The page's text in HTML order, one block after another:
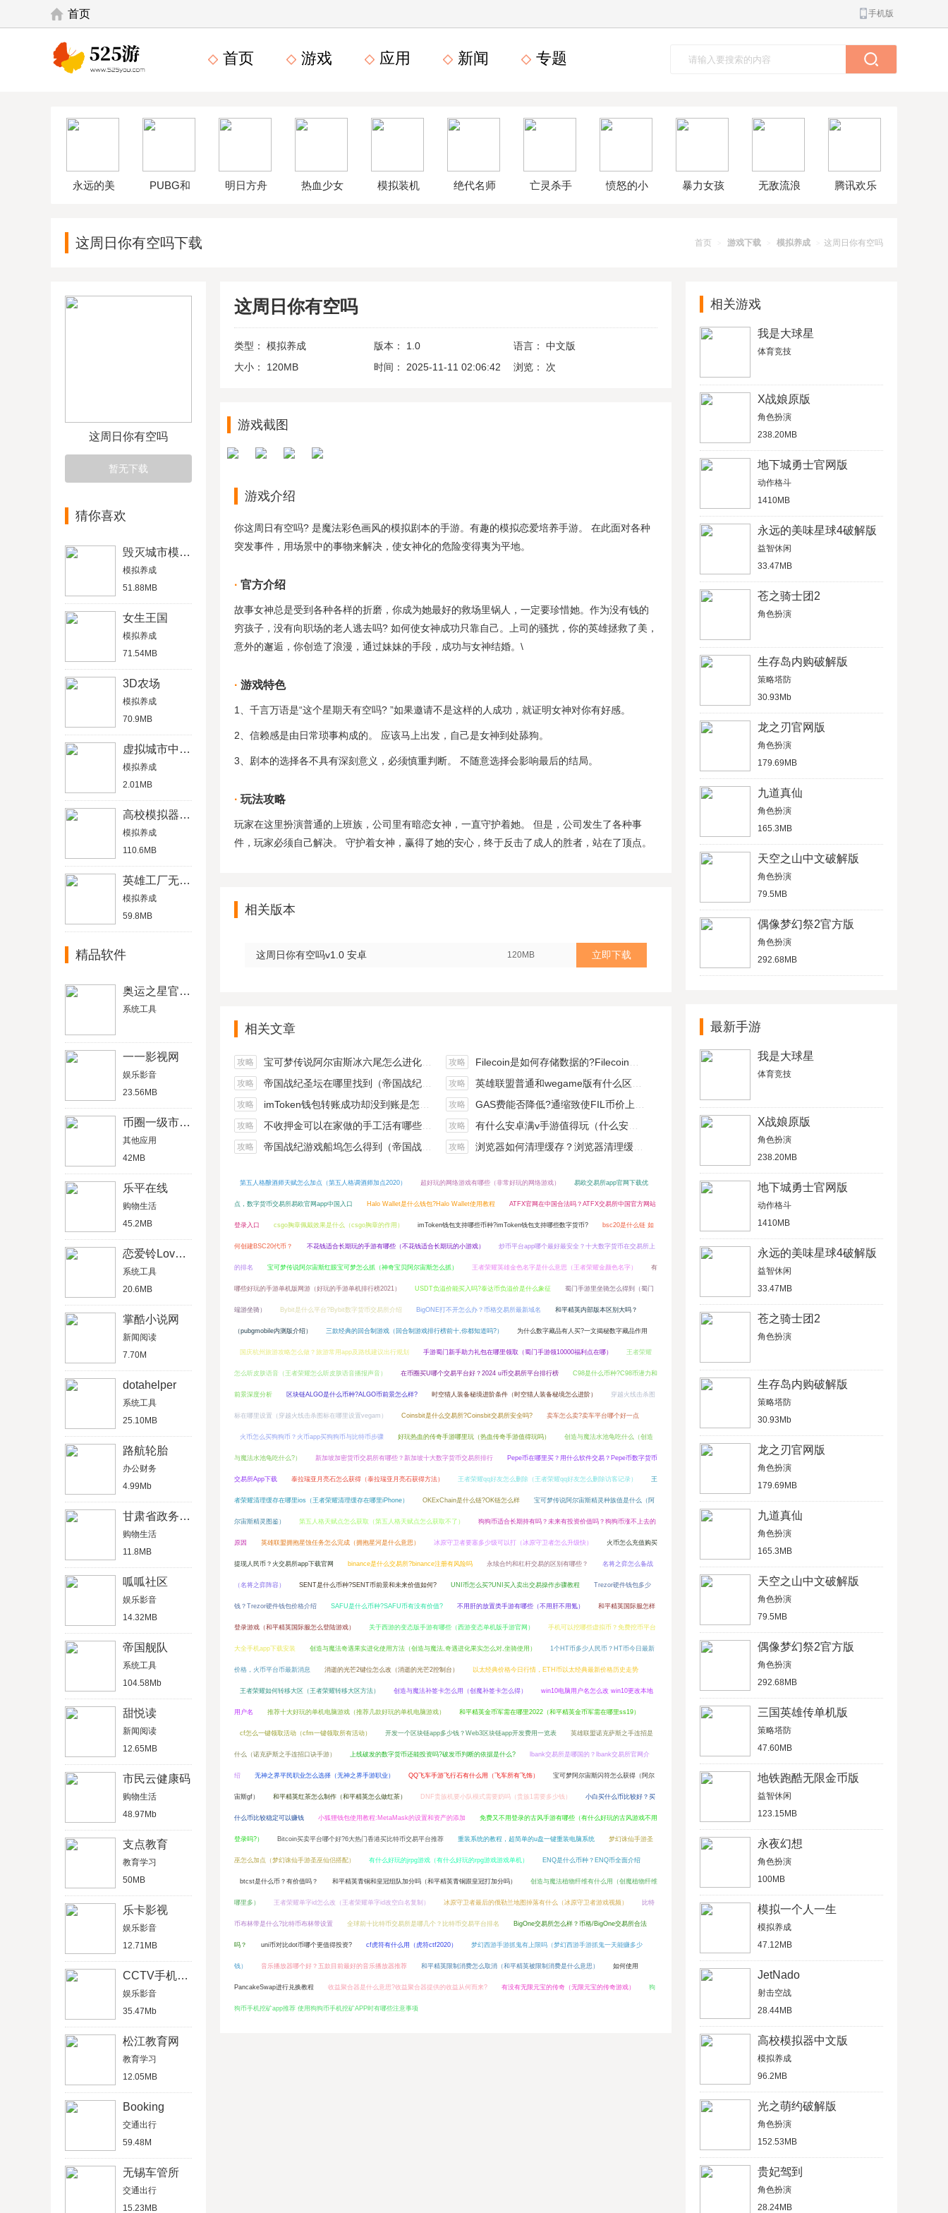
首页 手机版
首页 游戏 应用 新闻 专题
永远的美
解版
PUBG和
验服
明日方舟 热血少女 模拟装机 绝代名师 亡灵杀手 愤怒的小 暴力女孩
化版
无敌流浪 腾讯欢乐
版
首页 > 游戏下载 > 模拟养成 > 这周日你有空吗
这周日你有空吗下载
这周日你有空吗
暂无下载
猜你喜欢
毁灭城市模拟器破解版
模拟养成
51.88MB
女生王国
模拟养成
71.54MB
3D农场
模拟养成
70.9MB
虚拟城市中文破解版
模拟养成
2.01MB
高校模拟器2020
模拟养成
110.6MB
英雄工厂无限金币版
模拟养成
59.8MB
精品软件
奥运之星官方版
系统工具
一一影视网
娱乐影音
23.56MB
币圈一级市场coinlist
其他应用
42MB
乐平在线
购物生活
45.2MB
恋爱铃LoveAlarm软件
系统工具
20.6MB
掌酷小说网
新闻阅读
7.70M
dotahelper
系统工具
25.10MB
路航轮胎
办公财务
4.99Mb
甘肃省政务服务网
购物生活
11.8MB
呱呱社区
娱乐影音
14.32MB
帝国舰队
系统工具
104.58Mb
甜悦读
新闻阅读
12.65MB
市民云健康码
购物生活
48.97Mb
支点教育
教育学习
50MB
乐卡影视
娱乐影音
12.71MB
CCTV手机电视
娱乐影音
35.47Mb
松江教育网
教育学习
12.05MB
Booking
交通出行
59.48M
无锡车管所
交通出行
15.23MB
这周日你有空吗
类型： 模拟养成 版本： 1.0 语言：
中文版
大小：
120MB 时间： 2025-11-11 02:06:42 浏览： 次
游戏截图
游戏介绍
你这周日有空吗? 是魔法彩色画风的模拟剧本的手游。有趣的模拟恋爱培养手游。 在此面对各种
突发事件，用场景中的事物来解决，使女神化的危险变得夷为平地。
官方介绍
故事女神总是受到各种各样的折磨，你成为她最好的救场里锅人，一定要珍惜她。作为没有钱的
穷孩子，没有向职场的老人逃去吗? 如何使女神成功只靠自己。上司的骚扰，你的英雄拯救了美，
意外的邂逅，你创造了浪漫，通过妹妹的手段，成功与女神结婚。\
游戏特色
1、千言万语是“这个星期天有空吗? ”如果邀请不是这样的人成功，就证明女神对你有好感。
2、信赖感是由日常琐事构成的。 应该马上出发，自己是女神到处舔狗。
3、剧本的选择各不具有深刻意义，必须慎重判断。 不随意选择会影响最后的结局。
玩法攻略
玩家在这里扮演普通的上班族，公司里有暗恋女神，一直守护着她。 但是，公司发生了各种事
件，玩家必须自己解决。 守护着女神，赢得了她的安心，终于反击了成人的胜者，站在了顶点。
相关版本
这周日你有空吗v1.0 安卓 120MB 立即下载
相关文章
攻略 宝可梦传说阿尔宙斯冰六尾怎么进化（宝可梦冰六尾怎么得） 攻略 Filecoin是如何存储数据的?Filecoin的价值体现和未来前景分析
攻略 帝国战纪圣坛在哪里找到（帝国战纪游戏攻略） 攻略 英雄联盟普通和wegame版有什么区别（英雄联盟wegame版和英雄联盟）
攻略 imToken钱包转账成功却没到账是怎么回事? 攻略 GAS费能否降低?通缩致使FIL币价上涨,近看1000U
攻略 不收押金可以在家做的手工活有哪些？四个可以操作的小项目真是可靠 攻略 有什么安卓满v手游值得玩（什么安卓手游好玩）
攻略 帝国战纪游戏船坞怎么得到（帝国战纪战役攻略） 攻略 浏览器如何清理缓存？浏览器清理缓存快捷键
第五人格酿酒师天赋怎么加点（第五人格调酒师加点2020） 超好玩的网络游戏有哪些（非常好玩的网络游戏） 易欧交易所app官网下载优
点，数字货币交易所易欧官网app中国入口 Halo Wallet是什么钱包?Halo Wallet使用教程 ATFX官网在中国合法吗？ATFX交易所中国官方网站
登录入口 csgo胸章佩戴效果是什么（csgo胸章的作用） imToken钱包支持哪些币种?imToken钱包支持哪些数字货币? bsc20是什么链 如
何创建BSC20代币？ 不花钱适合长期玩的手游有哪些（不花钱适合长期玩的小游戏） 炒币平台app哪个最好最安全？十大数字货币在交易所上
的排名 宝可梦传说阿尔宙斯红眼宝可梦怎么抓（神奇宝贝阿尔宙斯怎么抓） 王者荣耀英雄金色名字是什么意思（王者荣耀金颜色名字） 有
哪些好玩的手游单机版网游（好玩的手游单机排行榜2021） USDT负溢价能买入吗?泰达币负溢价是什么象征 蜀门手游里坐骑怎么得到（蜀门
端游坐骑） Bybit是什么平台?Bybit数字货币交易所介绍 BigONE打不开怎么办？币格交易所最新域名 和平精英内部版本区别大吗？
（pubgmobile内测版介绍） 三款经典的回合制游戏（回合制游戏排行榜前十,你都知道吗?） 为什么数字藏品有人买?一文揭秘数字藏品作用
国庆杭州旅游攻略怎么做？旅游常用app及路线建议出行规划 手游蜀门新手助力礼包在哪里领取（蜀门手游领10000福利点在哪） 王者荣耀
怎么听皮肤语音（王者荣耀怎么听皮肤语音播报声音） 在币圈买U哪个交易平台好？2024 u币交易所平台排行榜 C98是什么币种?C98币潜力和
前景深度分析 区块链ALGO是什么币种?ALGO币前景怎么样? 时空猎人装备秘境进阶条件（时空猎人装备秘境怎么进阶） 穿越火线击杀图
标在哪里设置（穿越火线击杀图标在哪里设置vegam） Coinsbit是什么交易所?Coinsbit交易所安全吗? 卖车怎么卖?卖车平台哪个好一点
火币怎么买狗狗币？火币app买狗狗币与比特币步骤 好玩热血的传奇手游哪里玩（热血传奇手游值得玩吗） 创造与魔法水池龟吃什么（创造
与魔法水池龟吃什么?） 新加坡加密货币交易所有哪些？新加坡十大数字货币交易所排行 Pepe币在哪里买？用什么软件交易？Pepe币数字货币
交易所App下载 泰拉瑞亚月亮石怎么获得（泰拉瑞亚月亮石获得方法） 王者荣耀qq好友怎么删除（王者荣耀qq好友怎么删除访客记录） 王
者荣耀清理缓存在哪里ios（王者荣耀清理缓存在哪里iPhone） OKExChain是什么链?OK链怎么样 宝可梦传说阿尔宙斯精灵种族值是什么（阿
尔宙斯精灵图鉴） 第五人格天赋点怎么获取（第五人格天赋点怎么获取不了） 狗狗币适合长期持有吗？未来有投资价值吗？狗狗币涨不上去的
原因 英雄联盟拥抱星蚀任务怎么完成（拥抱星河是什么意思） 冰原守卫者要塞多少级可以打（冰原守卫者怎么升级快） 火币怎么充值购买
提现人民币？火交易所app下载官网 binance是什么交易所?binance注册有风险吗 永续合约和杠杆交易的区别有哪些？ 名将之弈怎么备战
（名将之弈阵容） SENT是什么币种?SENT币前景和未来价值如何? UNI币怎么买?UNI买入卖出交易操作步骤教程 Trezor硬件钱包多少
钱？Trezor硬件钱包价格介绍 SAFU是什么币种?SAFU币有没有价值? 不用肝的放置类手游有哪些（不用肝不用氪） 和平精英国际服怎样
登录游戏（和平精英国际服怎么登陆游戏） 关于西游的变态版手游有哪些（西游变态单机版手游官网） 手机可以挖哪些虚拟币？免费挖币平台
大全手机app下载安装 创造与魔法奇遇果实进化使用方法（创造与魔法,奇遇进化果实怎么对,坐骑使用） 1个HT币多少人民币？HT币今日最新
价格，火币平台币最新消息 消逝的光芒2键位怎么改（消逝的光芒2控制台） 以太经典价格今日行情，ETH币以太经典最新价格历史走势
王者荣耀如何转移大区（王者荣耀转移大区方法） 创造与魔法补签卡怎么用（创魔补签卡怎么得） win10电脑用户名怎么改 win10更改本地
用户名 推荐十大好玩的单机电脑游戏（推荐几款好玩的单机电脑游戏） 和平精英金币军需在哪里2022（和平精英金币军需在哪里ss19）
cf怎么一键领取活动（cfm一键领取所有活动） 开发一个区块链app多少钱？Web3区块链app开发费用一览表 英雄联盟诺克萨斯之手连招是
什么（诺克萨斯之手连招口诀手游） 上线破发的数字货币还能投资吗?破发币判断的依据是什么? lbank交易所是哪国的？lbank交易所官网介
绍 无神之界平民职业怎么选择（无神之界手游职业） QQ飞车手游飞行石有什么用（飞车所有飞饰） 宝可梦阿尔宙斯闪符怎么获得（阿尔
宙斯gf） 和平精英红茶怎么制作（和平精英怎么做红茶） DNF贵族机要小队模式需要奶吗（贵族1需要多少钱） 小白买什么币比较好？买
什么币比较稳定可以赚钱 小狐狸钱包使用教程:MetaMask的设置和资产的添加 免费又不用登录的古风手游有哪些（有什么好玩的古风游戏不用
登录吗?） Bitcoin买卖平台哪个好?6大热门香港买比特币交易平台推荐 重装系统的教程，超简单的u盘一键重装电脑系统 梦幻诛仙手游圣
巫怎么加点（梦幻诛仙手游圣巫仙侣搭配） 有什么好玩的jrpg游戏（有什么好玩的rpg游戏游戏单机） ENQ是什么币种？ENQ币全面介绍
btcst是什么币？有价值吗？ 和平精英青铜和皇冠组队加分吗（和平精英青铜跟皇冠打加分吗） 创造与魔法植物纤维有什么用（创魔植物纤维
哪里多） 王者荣耀单字id怎么改（王者荣耀单字id改空白名复制） 冰原守卫者最后的俄勒兰地图掉落有什么（冰原守卫者游戏视频） 比特
币布林带是什么?比特币布林带设置 全球前十比特币交易所是哪几个？比特币交易平台排名 BigOne交易所怎么样？币格/BigOne交易所合法
吗？ uni币对比dot币哪个更值得投资? cf虎符有什么用（虎符ctf2020） 梦幻西游手游抓鬼有上限吗（梦幻西游手游抓鬼一天能赚多少
钱） 音乐播放器哪个好？五款目前最好的音乐播放器推荐 和平精英限制消费怎么取消（和平精英被限制消费是什么意思） 如何使用
PancakeSwap进行兑换教程 收益聚合器是什么意思?收益聚合器提供的收益从何而来? 有没有无限元宝的传奇（无限元宝的传奇游戏） 狗
狗币手机挖矿app推荐 使用狗狗币手机挖矿APP时有哪些注意事项
相关游戏
我是大球星
体育竞技
X战娘原版
角色扮演
238.20MB
地下城勇士官网版
动作格斗
1410MB
永远的美味星球4破解版
益智休闲
33.47MB
苍之骑士团2
角色扮演
生存岛内购破解版
策略塔防
30.93Mb
龙之刃官网版
角色扮演
179.69MB
九道真仙
角色扮演
165.3MB
天空之山中文破解版
角色扮演
79.5MB
偶像梦幻祭2官方版
角色扮演
292.68MB
最新手游
我是大球星
体育竞技
X战娘原版
角色扮演
238.20MB
地下城勇士官网版
动作格斗
1410MB
永远的美味星球4破解版
益智休闲
33.47MB
苍之骑士团2
角色扮演
生存岛内购破解版
策略塔防
30.93Mb
龙之刃官网版
角色扮演
179.69MB
九道真仙
角色扮演
165.3MB
天空之山中文破解版
角色扮演
79.5MB
偶像梦幻祭2官方版
角色扮演
292.68MB
三国英雄传单机版
策略塔防
47.60MB
地铁跑酷无限金币版
益智休闲
123.15MB
永夜幻想
角色扮演
100MB
模拟一个人一生
模拟养成
47.12MB
JetNado
射击空战
28.44MB
高校模拟器中文版
模拟养成
96.2MB
光之萌约破解版
角色扮演
152.53MB
贵妃驾到
角色扮演
28.24MB